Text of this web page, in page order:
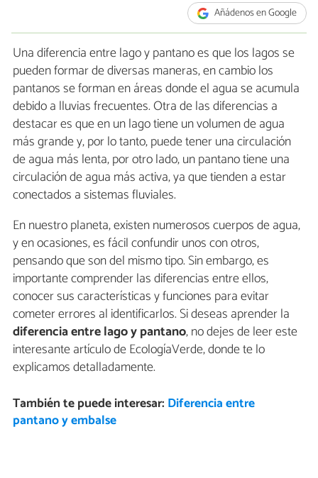
Añádenos en Google
Una diferencia entre lago y pantano es que los lagos se
pueden formar de diversas maneras, en cambio los
pantanos se forman en áreas donde el agua se acumula
debido a lluvias frecuentes. Otra de las diferencias a
destacar es que en un lago tiene un volumen de agua
más grande y, por lo tanto, puede tener una circulación
de agua más lenta, por otro lado, un pantano tiene una
circulación de agua más activa, ya que tienden a estar
conectados a sistemas fluviales.
En nuestro planeta, existen numerosos cuerpos de agua,
y en ocasiones, es fácil confundir unos con otros,
pensando que son del mismo tipo. Sin embargo, es
importante comprender las diferencias entre ellos,
conocer sus características y funciones para evitar
cometer errores al identificarlos. Si deseas aprender la
diferencia entre lago y pantano, no dejes de leer este
interesante artículo de EcologíaVerde, donde te lo
explicamos detalladamente.
También te puede interesar: Diferencia entre
pantano y embalse